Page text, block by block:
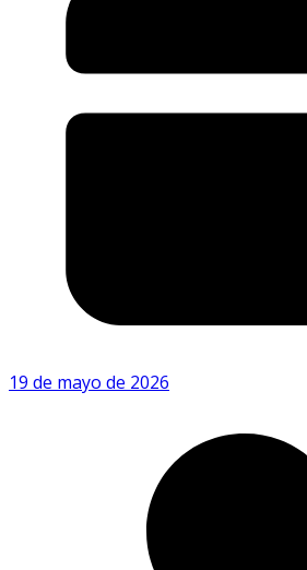
19 de mayo de 2026